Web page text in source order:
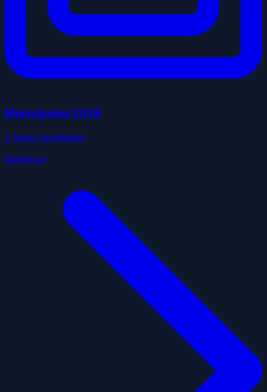
Municipales 2026
2 listes candidates
datagouv